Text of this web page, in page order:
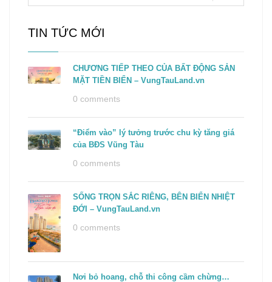
TIN TỨC MỚI
CHƯƠNG TIẾP THEO CỦA BẤT ĐỘNG SẢN
MẶT TIỀN BIỂN – VungTauLand.vn
0 comments
“Điểm vào” lý tưởng trước chu kỳ tăng giá
của BĐS Vũng Tàu
0 comments
SỐNG TRỌN SẮC RIÊNG, BÊN BIỂN NHIỆT
ĐỚI – VungTauLand.vn
0 comments
Nơi bỏ hoang, chỗ thi công cầm chừng…